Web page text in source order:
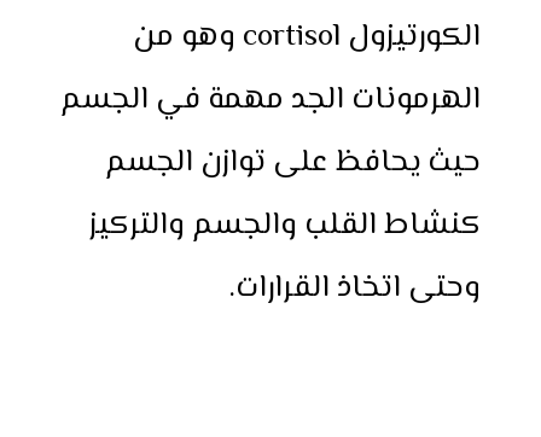
الكورتيزول cortisol وهو من
الهرمونات الجد مهمة في الجسم
حيث يحافظ على توازن الجسم
كنشاط القلب والجسم والتركيز
وحتى اتخاذ القرارات.